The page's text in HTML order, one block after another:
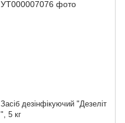
Засіб дезінфікуючий "Дезеліт
", 5 кг